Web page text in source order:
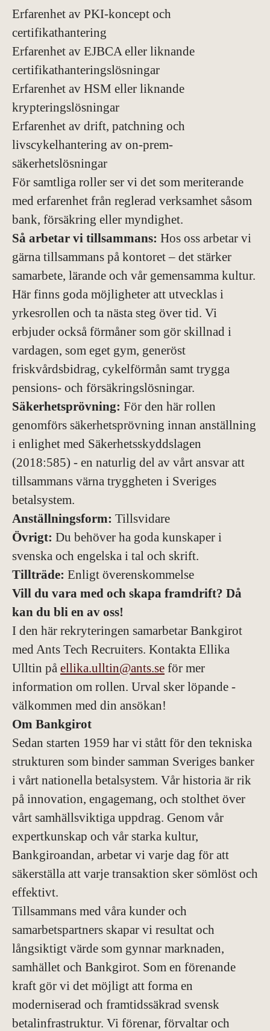
Erfarenhet av PKI-koncept och
certifikathantering
Erfarenhet av EJBCA eller liknande
certifikathanteringslösningar
Erfarenhet av HSM eller liknande
krypteringslösningar
Erfarenhet av drift, patchning och
livscykelhantering av on-prem-
säkerhetslösningar
För samtliga roller ser vi det som meriterande
med erfarenhet från reglerad verksamhet såsom
bank, försäkring eller myndighet.
Så arbetar vi tillsammans: Hos oss arbetar vi
gärna tillsammans på kontoret – det stärker
samarbete, lärande och vår gemensamma kultur.
Här finns goda möjligheter att utvecklas i
yrkesrollen och ta nästa steg över tid. Vi
erbjuder också förmåner som gör skillnad i
vardagen, som eget gym, generöst
friskvårdsbidrag, cykelförmån samt trygga
pensions- och försäkringslösningar.
Säkerhetsprövning: För den här rollen
genomförs säkerhetsprövning innan anställning
i enlighet med Säkerhetsskyddslagen
(2018:585) - en naturlig del av vårt ansvar att
tillsammans värna tryggheten i Sveriges
betalsystem.
Anställningsform: Tillsvidare
Övrigt: Du behöver ha goda kunskaper i
svenska och engelska i tal och skrift.
Tillträde: Enligt överenskommelse
Vill du vara med och skapa framdrift? Då
kan du bli en av oss!
I den här rekryteringen samarbetar Bankgirot
med Ants Tech Recruiters. Kontakta Ellika
Ulltin på ellika.ulltin@ants.se för mer
information om rollen. Urval sker löpande -
välkommen med din ansökan!
Om Bankgirot
Sedan starten 1959 har vi stått för den tekniska
strukturen som binder samman Sveriges banker
i vårt nationella betalsystem. Vår historia är rik
på innovation, engagemang, och stolthet över
vårt samhällsviktiga uppdrag. Genom vår
expertkunskap och vår starka kultur,
Bankgiroandan, arbetar vi varje dag för att
säkerställa att varje transaktion sker sömlöst och
effektivt.
Tillsammans med våra kunder och
samarbetspartners skapar vi resultat och
långsiktigt värde som gynnar marknaden,
samhället och Bankgirot. Som en förenande
kraft gör vi det möjligt att forma en
moderniserad och framtidssäkrad svensk
betalinfrastruktur. Vi förenar, förvaltar och